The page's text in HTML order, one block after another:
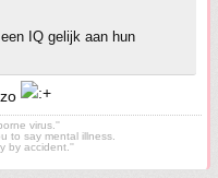
IQ gelijk aan hun
virus.''
to say mental illness.
by accident.''